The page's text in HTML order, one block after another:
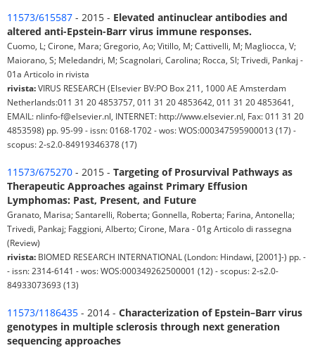
11573/615587 - 2015 - Elevated antinuclear antibodies and
altered anti-Epstein-Barr virus immune responses.
Cuomo, L; Cirone, Mara; Gregorio, Ao; Vitillo, M; Cattivelli, M; Magliocca, V;
Maiorano, S; Meledandri, M; Scagnolari, Carolina; Rocca, Sl; Trivedi, Pankaj -
01a Articolo in rivista
rivista:VIRUS RESEARCH (Elsevier BV:PO Box 211, 1000 AE Amsterdam
Netherlands:011 31 20 4853757, 011 31 20 4853642, 011 31 20 4853641,
EMAIL: nlinfo-f@elsevier.nl, INTERNET: http://www.elsevier.nl, Fax: 011 31 20
4853598) pp. 95-99 - issn: 0168-1702 - wos: WOS:000347595900013 (17) -
scopus: 2-s2.0-84919346378 (17)
11573/675270 - 2015 - Targeting of Prosurvival Pathways as
Therapeutic Approaches against Primary Effusion
Lymphomas: Past, Present, and Future
Granato, Marisa; Santarelli, Roberta; Gonnella, Roberta; Farina, Antonella;
Trivedi, Pankaj; Faggioni, Alberto; Cirone, Mara - 01g Articolo di rassegna
(Review)
rivista: BIOMED RESEARCH INTERNATIONAL (London: Hindawi, [2001]-) pp. -
- issn: 2314-6141 - wos: WOS:000349262500001 (12) - scopus: 2-s2.0-
84933073693 (13)
11573/1186435 - 2014 - Characterization of Epstein–Barr virus
genotypes in multiple sclerosis through next generation
sequencing approaches